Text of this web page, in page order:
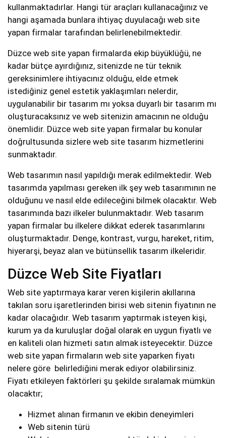
kullanmaktadırlar. Hangi tür araçları kullanacağınız ve
hangi aşamada bunlara ihtiyaç duyulacağı web site
yapan firmalar tarafından belirlenebilmektedir.
Düzce web site yapan firmalarda ekip büyüklüğü, ne
kadar bütçe ayırdığınız, sitenizde ne tür teknik
gereksinimlere ihtiyacınız olduğu, elde etmek
istediğiniz genel estetik yaklaşımları nelerdir,
uygulanabilir bir tasarım mı yoksa duyarlı bir tasarım mı
oluşturacaksınız ve web sitenizin amacının ne olduğu
önemlidir. Düzce web site yapan firmalar bu konular
doğrultusunda sizlere web site tasarım hizmetlerini
sunmaktadır.
Web tasarımın nasıl yapıldığı merak edilmektedir. Web
tasarımda yapılması gereken ilk şey web tasarımının ne
olduğunu ve nasıl elde edileceğini bilmek olacaktır. Web
tasarımında bazı ilkeler bulunmaktadır. Web tasarım
yapan firmalar bu ilkelere dikkat ederek tasarımlarını
oluşturmaktadır. Denge, kontrast, vurgu, hareket, ritim,
hiyerarşi, beyaz alan ve bütünsellik tasarım ilkeleridir.
Düzce Web Site Fiyatları
Web site yaptırmaya karar veren kişilerin akıllarına
takılan soru işaretlerinden birisi web sitenin fiyatının ne
kadar olacağıdır. Web tasarım yaptırmak isteyen kişi,
kurum ya da kuruluşlar doğal olarak en uygun fiyatlı ve
en kaliteli olan hizmeti satın almak isteyecektir. Düzce
web site yapan firmaların web site yaparken fiyatı
nelere göre belirlediğini merak ediyor olabilirsiniz.
Fiyatı etkileyen faktörleri şu şekilde sıralamak mümkün
olacaktır;
Hizmet alınan firmanın ve ekibin deneyimleri
Web sitenin türü